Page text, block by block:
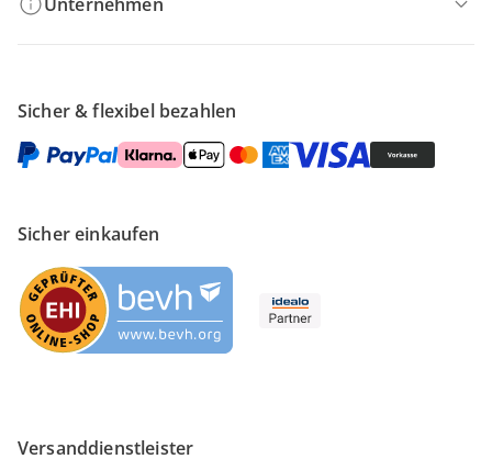
Sicher & flexibel bezahlen
Sicher einkaufen
Versanddienstleister